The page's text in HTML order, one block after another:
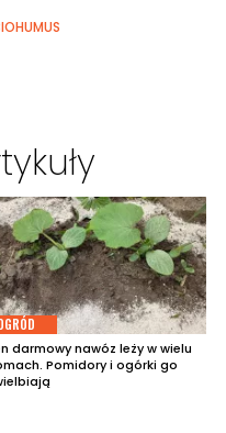
darmowy nawóz leży w wielu
Pomidory i ogórki go